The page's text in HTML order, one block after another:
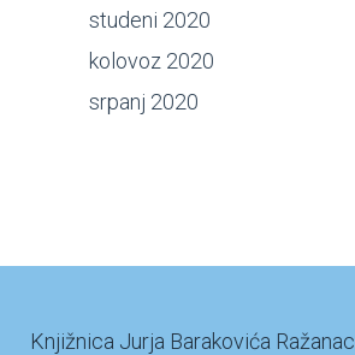
studeni 2020
kolovoz 2020
srpanj 2020
Knjižnica Jurja Barakovića Ražanac